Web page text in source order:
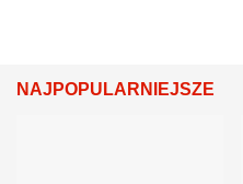
NAJPOPULARNIEJSZE